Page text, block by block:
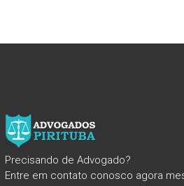
Precisando de Advogado?
Entre em contato conosco agora